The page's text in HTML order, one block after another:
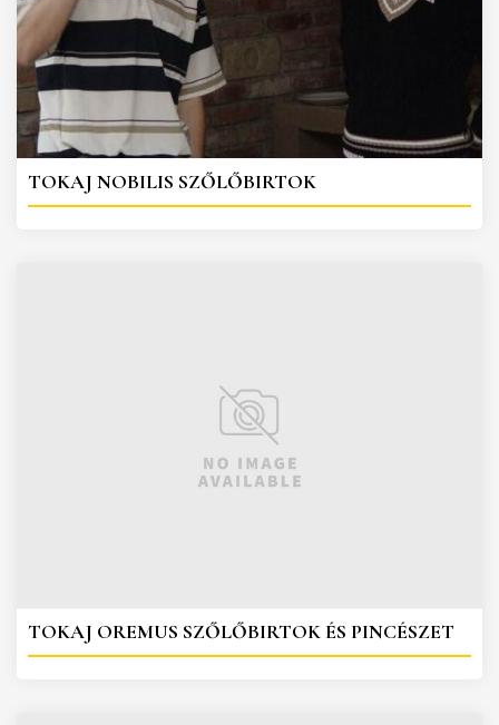
TOKAJ NOBILIS SZŐLŐBIRTOK
TOKAJ OREMUS SZŐLŐBIRTOK ÉS PINCÉSZET